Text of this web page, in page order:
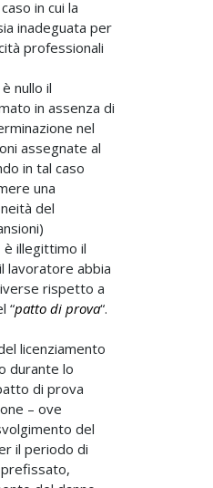
in cui la
inadeguata per
professionali
nullo il
in assenza di
nel
assegnate al
in tal caso
una
del
illegittimo il
lavoratore abbia
rispetto a
“patto di prova“.
licenziamento
durante lo
di prova
– ove
del
il periodo di